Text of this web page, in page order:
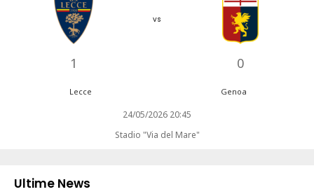
1
vs
0
Lecce Genoa
24/05/2026 20:45
Stadio "Via del Mare"
Ultime News